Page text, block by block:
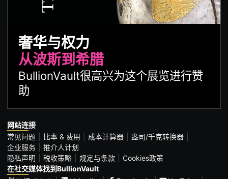
奢华与权力
从波斯到希腊
BullionVault很高兴为这个展览进行赞
助
网站连接
常见问题
比率 & 费用 成本计算器
盎司/千克转换器
企业服务
推介人计划
隐私声明
税收策略 规定与条款
Cookies政策
在社交媒体找到BullionVault